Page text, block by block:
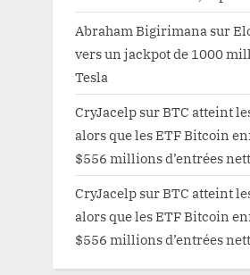
Abraham Bigirimana sur
vers un jackpot de 1000
Tesla
CryJacelp surBTC atteint
alors que les ETF Bitcoin
$556 millions d’entrées
CryJacelp surBTC atteint
alors que les ETF Bitcoin
$556 millions d’entrées